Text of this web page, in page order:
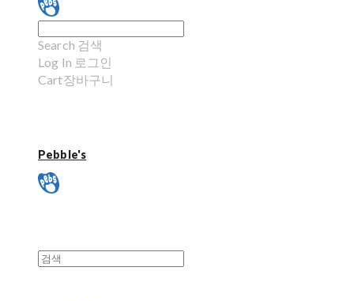
Search 검색
Log In 로그인
Cart장바구니
Pebble's